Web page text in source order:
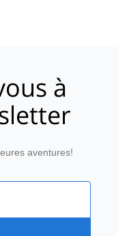
à
aventures!